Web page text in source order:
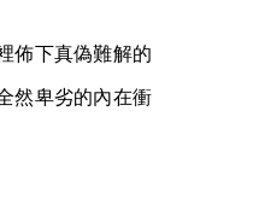
佈下真偽難解的
然卑劣的內在衝